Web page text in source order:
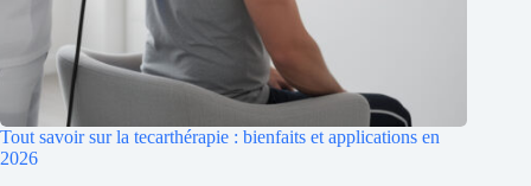
Tout savoir sur la tecarthérapie : bienfaits et applications en
2026